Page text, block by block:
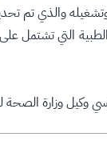
والذي تم
الطبية التي
وكيل وزارة